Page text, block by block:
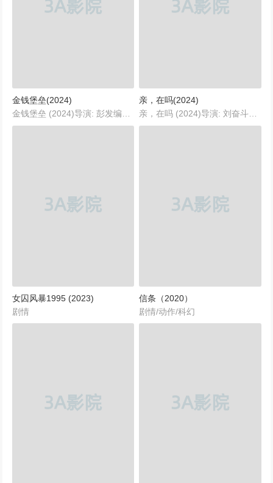
金钱堡垒(2024)
金钱堡垒 (2024)导演: 彭发编剧: 赖继主演: 王千源 / 冯绍峰 / 王丽坤 / 张俪 / 邵兵 / 更多...类型: 剧情 / 悬疑 / 犯罪制片国家/地区: 中国大陆语言: 汉语普通话...
亲，在吗(2024)
亲，在吗 (2024)导演: 刘奋斗编剧: 刘奋斗主演: 佟丽娅类型: 剧情 / 喜剧制片国家/地区: 中国大陆语言: 汉语普通话上映日期: 2024(中国大陆)...
女囚风暴1995 (2023)
剧情
信条（2020）
剧情/动作/科幻